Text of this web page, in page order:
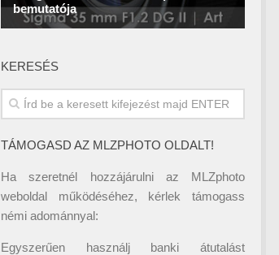
KERESÉS
TÁMOGASD AZ MLZPHOTO OLDALT!
Ha szeretnél hozzájárulni az MLZphoto
weboldal működéséhez, kérlek támogass
némi adománnyal:
Egyszerűen használj banki átutalást